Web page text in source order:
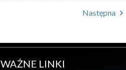
Następna
WAŻNE LINKI